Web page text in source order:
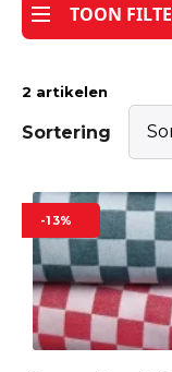
TOON
2 artikelen
Sortering
-13%
Dit
product
heeft
meerdere
variaties.
Deze